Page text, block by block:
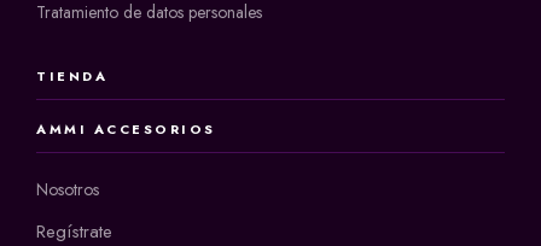
Tratamiento de datos personales
TIENDA
AMMI ACCESORIOS
Nosotros
Regístrate